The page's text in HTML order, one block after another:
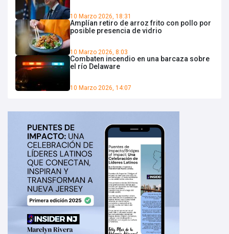
10 Marzo 2026, 18:31
Amplían retiro de arroz frito con pollo por
posible presencia de vidrio
10 Marzo 2026, 8:03
Combaten incendio en una barcaza sobre
el río Delaware
10 Marzo 2026, 14:07